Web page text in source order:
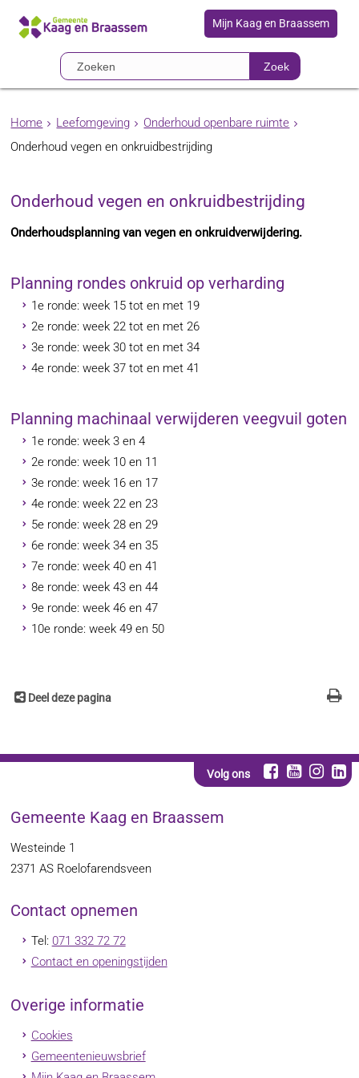
Mijn Kaag en Braassem
Zoek
Home Leefomgeving
Onderhoud openbare ruimte
Onderhoud vegen en onkruidbestrijding
Onderhoud vegen en onkruidbestrijding
Onderhoudsplanning van vegen en onkruidverwijdering.
Planning rondes onkruid op verharding
1e ronde: week 15 tot en met 19
2e ronde: week 22 tot en met 26
3e ronde: week 30 tot en met 34
4e ronde: week 37 tot en met 41
Planning machinaal verwijderen veegvuil goten
1e ronde: week 3 en 4
2e ronde: week 10 en 11
3e ronde: week 16 en 17
4e ronde: week 22 en 23
5e ronde: week 28 en 29
6e ronde: week 34 en 35
7e ronde: week 40 en 41
8e ronde: week 43 en 44
9e ronde: week 46 en 47
10e ronde: week 49 en 50
Deel deze pagina
Volg ons
Gemeente Kaag en Braassem
Westeinde 1
2371 AS Roelofarendsveen
Contact opnemen
Tel: 071 332 72 72
Contact en openingstijden
Overige informatie
Cookies
Gemeentenieuwsbrief